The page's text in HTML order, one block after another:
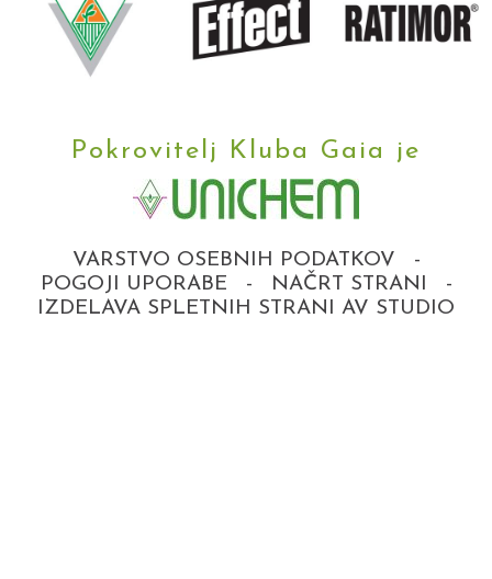
Pokrovitelj Kluba Gaia je
VARSTVO OSEBNIH PODATKOV
-
POGOJI UPORABE
- NAČRT STRANI
-
IZDELAVA SPLETNIH STRANI AV STUDIO